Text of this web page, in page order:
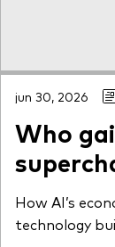
jun 30, 2026
Who
How AI’s
technology